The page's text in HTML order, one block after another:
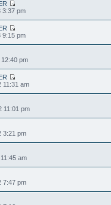
3:37 pm
9:15 pm
pm
11:31 am
11:01 pm
3:21 pm
am
7:47 pm